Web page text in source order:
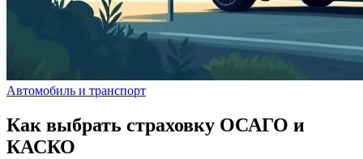
Автомобиль и транспорт
Как выбрать страховку ОСАГО и
КАСКО